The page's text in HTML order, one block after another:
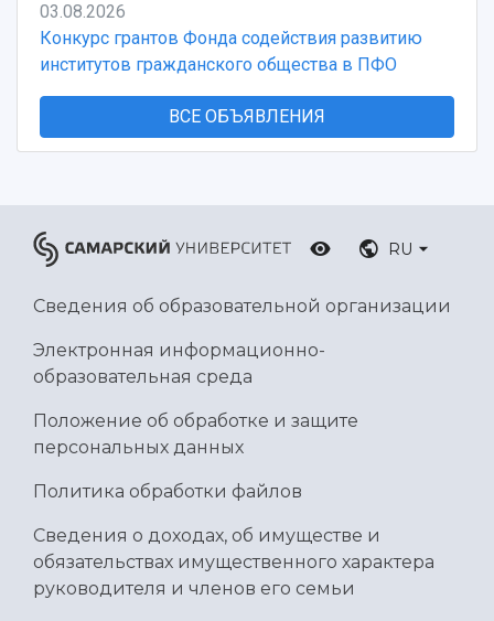
03.08.2026
Конкурс грантов Фонда содействия развитию
институтов гражданского общества в ПФО
ВСЕ ОБЪЯВЛЕНИЯ
RU
Сведения об образовательной организации
Электронная информационно-
образовательная среда
Положение об обработке и защите
персональных данных
Политика обработки файлов
Сведения о доходах, об имуществе и
обязательствах имущественного характера
руководителя и членов его семьи